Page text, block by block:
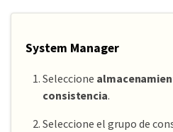
System Manager
Seleccione
consistencia.
Seleccione el grupo de